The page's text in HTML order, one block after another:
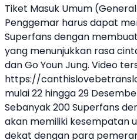
Tiket Masuk Umum
Penggemar harus dapat
Superfans dengan
yang menunjukkan rasa
dan Go Youn Jung. Video
https://
mulai 22 hingga 29
Sebanyak 200 Superfans
akan memiliki kesempatan
dekat dengan para